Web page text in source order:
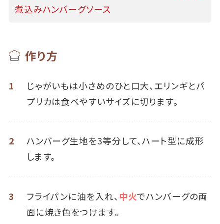
煮込みハンバーグソース
作り方
1
じゃがいもは小さめのひと口大、エリンギとパ
プリカは食べやすいサイズに切ります。
2
ハンバーグ生地を3等分して、ハート型に成形
します。
3 フライパンに油を入れ、 中火でハンバーグの両
面に焼き色をつけます。